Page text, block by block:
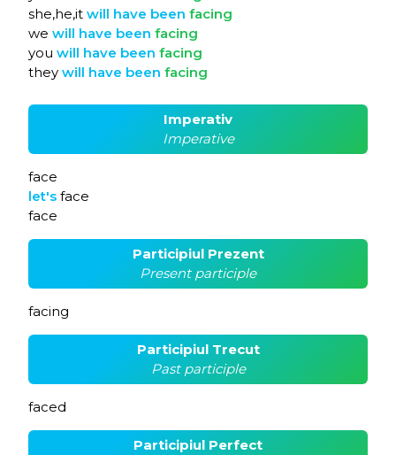
she,he,it will have been facing
we will have been facing
you will have been facing
they will have been facing
Imperativ
Imperative
face
let's face
face
Participiul Prezent
Present participle
facing
Participiul Trecut
Past participle
faced
Participiul Perfect